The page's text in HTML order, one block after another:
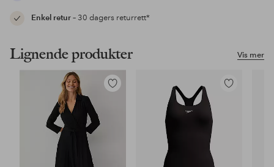
Enkel retur– 30 dagers returrett*
Vis mer
Lignende produkter
Legg
Legg